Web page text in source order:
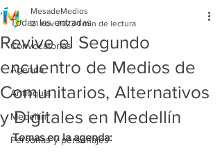
Todas las entradas
Convocatorias
Agenda
Antioquia
Medellín
Personas y personajes
Revive el Segundo
encuentro de Medios de
Comunitarios, Alternativos
y Digitales en Medellín
MesadeMedios
21 nov 2023 1 min de lectura
Temas en la agenda: